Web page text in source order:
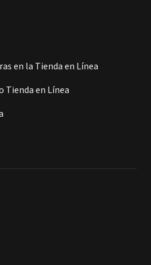
en la Tienda en Línea
Tienda en Línea